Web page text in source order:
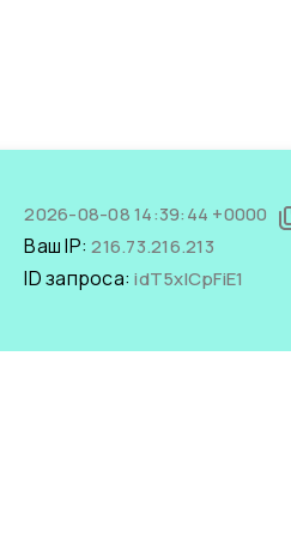
2026-08-08 14:39:44 +0000
Ваш IP:216.73.216.213
ID запроса:idT5xlCpFiE1